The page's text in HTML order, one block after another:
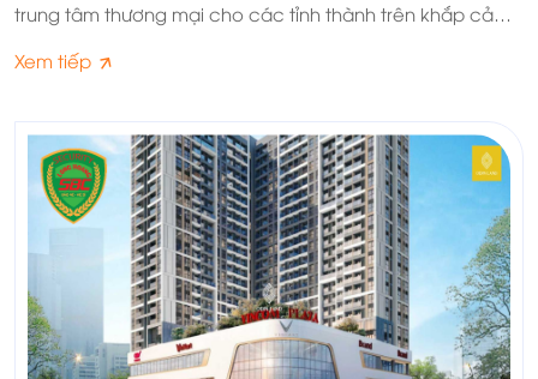
trung tâm thương mại cho các tỉnh thành trên khắp cả
Xem tiếp